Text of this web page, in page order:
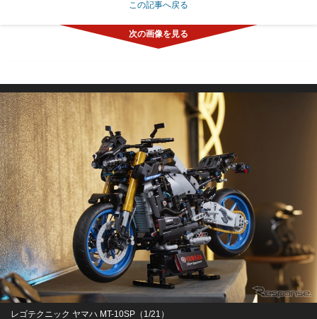
この記事へ戻る
レゴテクニック ヤマハ MT-10SP（1/21）